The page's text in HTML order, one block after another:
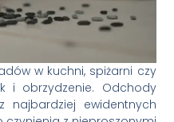
w kuchni, spiżarni czy
i obrzydzenie. Odchody
ewidentnych